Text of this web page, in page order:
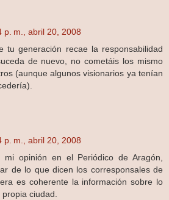
p. m., abril 20, 2008
tu generación recae la responsabilidad
de nuevo, no cometáis los mismo
(aunque algunos visionarios ya tenían
p. m., abril 20, 2008
opinión en el Periódico de Aragón,
de lo que dicen los corresponsales de
es coherente la información sobre lo
ciudad.